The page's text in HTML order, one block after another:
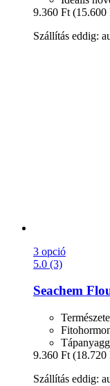
9.360 Ft (15.600
Szállítás eddig:
3 opció
5.0 (3)
Seachem
9.360 Ft (18.720
Szállítás eddig: